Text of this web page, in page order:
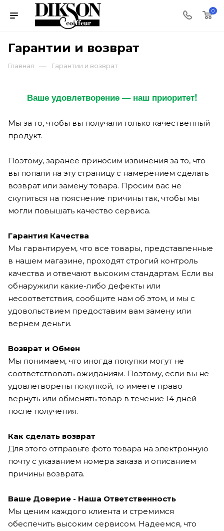
0
Гарантии и возврат
Главная — Гарантии и возврат
Ваше удовлетворение — наш приоритет!
Мы за то, чтобы вы получали только качественный
продукт.
Поэтому, заранее приносим извинения за то, что
вы попали на эту страницу с намерением сделать
возврат или замену товара. Просим вас не
скупиться на пояснение причины так, чтобы мы
могли повышать качество сервиса.
Гарантия Качества
Мы гарантируем, что все товары, представленные
в нашем магазине, проходят строгий контроль
качества и отвечают высоким стандартам. Если вы
обнаружили какие-либо дефекты или
несоответствия, сообщите нам об этом, и мы с
удовольствием предоставим вам замену или
вернем деньги.
Возврат и Обмен
Мы понимаем, что иногда покупки могут не
соответствовать ожиданиям. Поэтому, если вы не
удовлетворены покупкой, то имеете право
вернуть или обменять товар в течение 14 дней
после получения.
Как сделать возврат
Для этого отправьте фото товара на электронную
почту с указанием номера заказа и описанием
причины возврата.
Ваше Доверие - Наша Ответственность
Мы ценим каждого клиента и стремимся
обеспечить высоким сервисом. Надеемся, что